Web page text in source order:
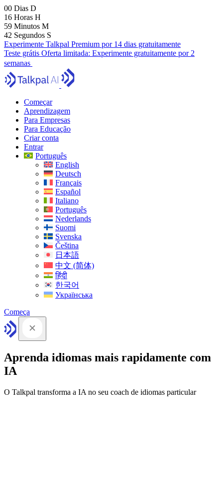
00 Dias D
16 Horas H
59 Minutos M
41 Segundos S
Experimente Talkpal Premium por 14 dias gratuitamente
Teste grátis Oferta limitada: Experimente gratuitamente por 2
semanas
Começar
Aprendizagem
Para Empresas
Para Educação
Criar conta
Entrar
Português
English
Deutsch
Français
Español
Italiano
Português
Nederlands
Suomi
Svenska
Čeština
日本語
中文 (简体)
हिंदी
한국어
Українська
Começa
Aprenda idiomas mais rapidamente com
IA
O Talkpal transforma a IA no seu coach de idiomas particular